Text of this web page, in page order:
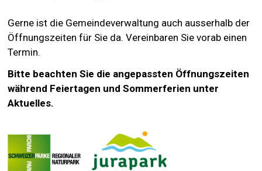
Gerne ist die Gemeindeverwaltung auch ausserhalb der
Öffnungszeiten für Sie da. Vereinbaren Sie vorab einen
Termin.
Bitte beachten Sie die angepassten Öffnungszeiten
während Feiertagen und Sommerferien unter
Aktuelles.